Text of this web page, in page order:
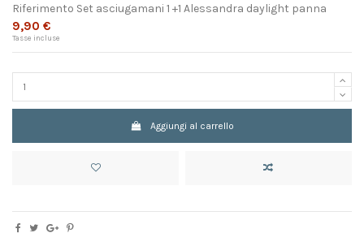
Riferimento Set asciugamani 1 +1 Alessandra daylight panna
9,90 €
Tasse incluse
Aggiungi al carrello